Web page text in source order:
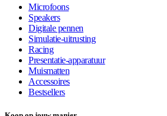
Microfoons
Speakers
Digitale pennen
Simulatie-uitrusting
Racing
Presentatie-apparatuur
Muismatten
Accessoires
Bestsellers